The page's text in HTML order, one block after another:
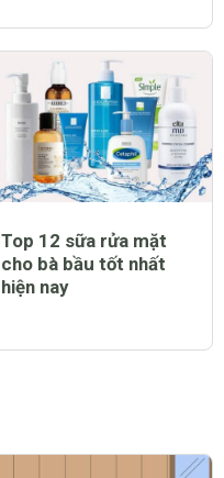
Top 12 sữa rửa mặt
cho bà bầu tốt nhất
hiện nay